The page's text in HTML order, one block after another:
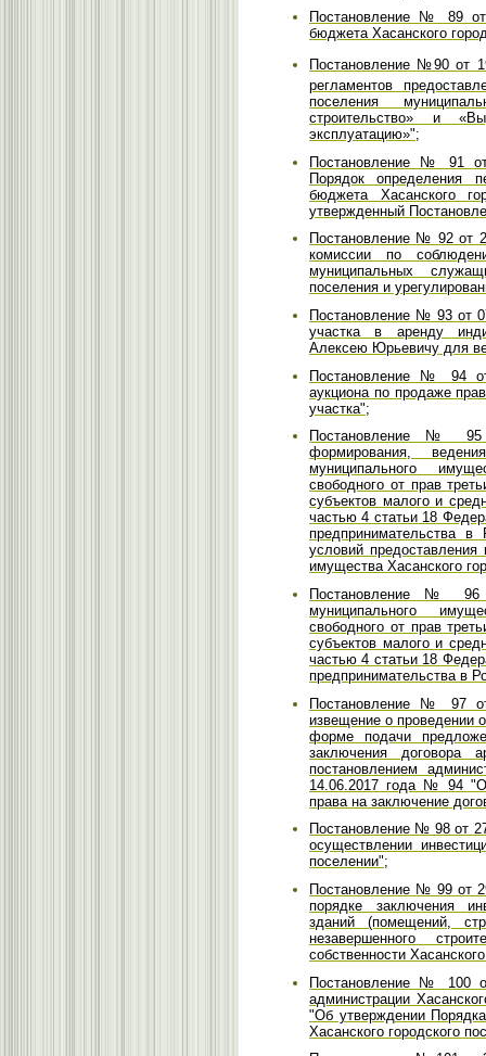
Постановление № 89
бюджета Хасанского
Постановление №90 от
регламентов
поселения
строительство» и
эксплуатацию»";
Постановление № 91
Порядок определения
бюджета Хасанского
утвержденный
Постановление № 92 от
комиссии по
муниципальных
поселения и
Постановление № 93 от
участка в аренду
Алексею Юрьевичу для
Постановление № 94
аукциона по продаже
участка";
Постановление № 95
формирования,
муниципального
свободного от прав
субъектов малого и
частью 4 статьи 18
предпринимательства
условий
имущества Хасанского
Постановление № 96
муниципального
свободного от прав
субъектов малого и
частью 4 статьи 18
предпринимательства в
Постановление № 97
извещение о проведении
форме подачи
заключения договора
постановлением
14.06.2017 года № 94 "О
права на заключение
Постановление № 98 от
осуществлении
поселении";
Постановление № 99 от
порядке заключения
зданий (помещений,
незавершенного
собственности
Постановление № 100
администрации
"Об утверждении
Хасанского городского